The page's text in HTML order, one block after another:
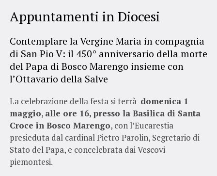
Appuntamenti in Diocesi
​​Contemplare la Vergine Maria in compagnia
di San Pio V: il 450° anniversario della morte
del Papa di Bosco Marengo insieme con
l’Ottavario della Salve
La celebrazione della festa si terrà domenica 1
maggio, alle ore 16, presso la Basilica di Santa
Croce in Bosco Marengo, con l’Eucarestia
presieduta dal cardinal Pietro Parolin, Segretario di
Stato del Papa, e concelebrata dai Vescovi
piemontesi.